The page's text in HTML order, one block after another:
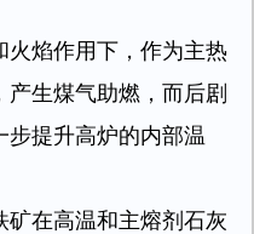
火焰作用下，作为主热
生煤气助燃，而后剧
提升高炉的内部温
在高温和主熔剂石灰